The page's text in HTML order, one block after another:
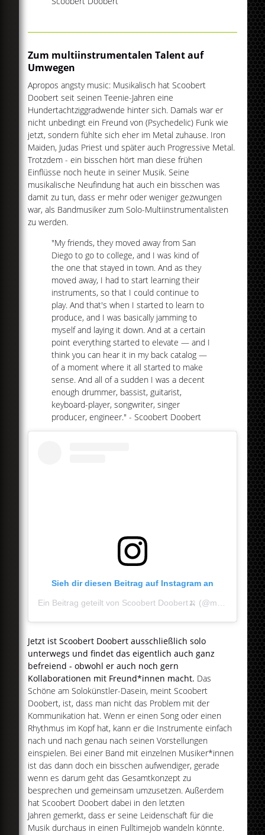
Zum multiinstrumentalen Talent auf
Umwegen
Apropos angsty music: Musikalisch hat Scoobert
Doobert seit seinen Teenie-Jahren eine
Hundertachtziggradwende hinter sich. Damals war er
nicht unbedingt ein Freund von (Psychedelic) Funk wie
jetzt, sondern fühlte sich eher im Metal zuhause. Iron
Maiden, Judas Priest und später auch Progressive Metal.
Trotzdem - ein bisschen hört man diese frühen
Einflüsse noch heute in seiner Musik. Seine
musikalische Neufindung hat auch ein bisschen was
damit zu tun, dass er mehr oder weniger gezwungen
war, als Bandmusiker zum Solo-Multiinstrumentalisten
zu werden.
"My friends, they moved away from San
Diego to go to college, and I was kind of
the one that stayed in town. And as they
moved away, I had to start learning their
instruments, so that I could continue to
play. And that's when I started to learn to
produce, and I was basically jamming to
myself and laying it down. And at a certain
point everything started to elevate — and I
think you can hear it in my back catalog —
of a moment where it all started to make
sense. And all of a sudden I was a decent
enough drummer, bassist, guitarist,
keyboard-player, songwriter, singer
producer, engineer." - Scoobert Doobert
Sieh dir diesen Beitrag auf Instagram an
Jetzt ist Scoobert Doobert ausschließlich solo
unterwegs und findet das eigentlich auch ganz
befreiend - obwohl er auch noch gern
Kollaborationen mit Freund*innen macht. Das
Schöne am Solokünstler-Dasein, meint Scoobert
Doobert, ist, dass man nicht das Problem mit der
Kommunikation hat. Wenn er einen Song oder einen
Rhythmus im Kopf hat, kann er die Instrumente einfach
nach und nach genau nach seinen Vorstellungen
einspielen. Bei einer Band mit einzelnen Musiker*innen
ist das dann doch ein bisschen aufwendiger, gerade
wenn es darum geht das Gesamtkonzept zu
besprechen und gemeinsam umzusetzen. Außerdem
hat Scoobert Doobert dabei in den letzten
Jahren gemerkt, dass er seine Leidenschaft für die
Musik durchaus in einen Fulltimejob wandeln könnte.